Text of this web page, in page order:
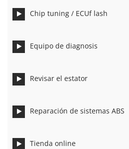
Chip tuning / ECUf lash
Equipo de diagnosis
Revisar el estator
Reparación de sistemas ABS
Tienda online